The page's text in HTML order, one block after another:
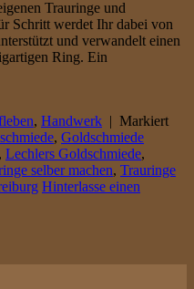
Trauringe und
Schritt werdet Ihr dabei von
und verwandelt einen
Ring. Ein
, Handwerk | Markiert
, Goldschmiede
, Lechlers Goldschmiede,
selber machen, Trauringe
Hinterlasse einen